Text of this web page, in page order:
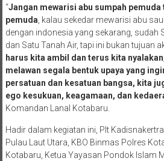
“Jangan mewarisi abu sumpah
pemuda, kalau sekedar mewarisi abu
dengan indonesia yang sekarang, sudah
dan Satu Tanah Air, tapi ini bukan tujuan
harus kita ambil dan terus kita
melawan segala bentuk upaya yang
persatuan dan kesatuan bangsa, kita
ego kesukuan, keagamaan, dan
Komandan Lanal Kotabaru.
Hadir dalam kegiatan ini, Plt
Pulau Laut Utara, KBO Binmas Polres
Kotabaru, Ketua Yayasan Pondok Islam